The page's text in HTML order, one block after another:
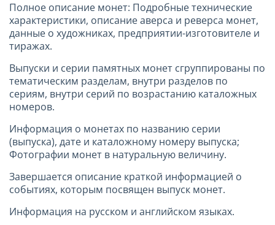
Полное описание монет: Подробные технические
характеристики, описание аверса и реверса монет,
данные о художниках, предприятии-изготовителе и
тиражах.
Выпуски и серии памятных монет сгруппированы по
тематическим разделам, внутри разделов по
сериям, внутри серий по возрастанию каталожных
номеров.
Информация о монетах по названию серии
(выпуска), дате и каталожному номеру выпуска;
Фотографии монет в натуральную величину.
Завершается описание краткой информацией о
событиях, которым посвящен выпуск монет.
Информация на русском и английском языках.